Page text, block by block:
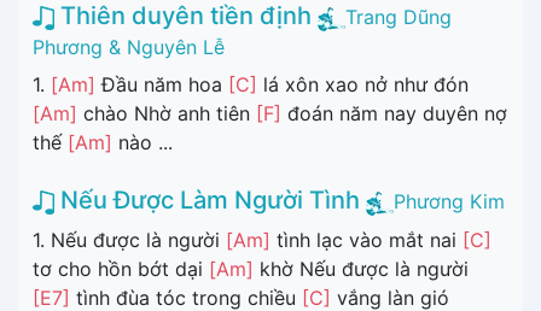
Thiên duyên tiền định
Trang Dũng
Phương & Nguyên Lễ
1. [Am] Đầu năm hoa [C] lá xôn xao nở như đón
[Am] chào Nhờ anh tiên [F] đoán năm nay duyên nợ
thế [Am] nào ...
Nếu Được Làm Người Tình
Phương Kim
1. Nếu được là người [Am] tình lạc vào mắt nai [C]
tơ cho hồn bớt dại [Am] khờ Nếu được là người
[E7] tình đùa tóc trong chiều [C] vắng làn gió